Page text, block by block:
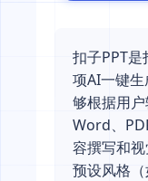
扣子PPT
项AI一键
够根据用
Word、
容撰写和
预设风格